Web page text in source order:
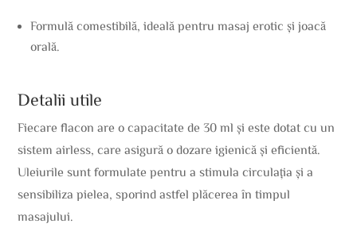
Formulă comestibilă, ideală pentru masaj erotic și joacă
orală.
Detalii utile
Fiecare flacon are o capacitate de 30 ml și este dotat cu un
sistem airless, care asigură o dozare igienică și eficientă.
Uleiurile sunt formulate pentru a stimula circulația și a
sensibiliza pielea, sporind astfel plăcerea în timpul
masajului.